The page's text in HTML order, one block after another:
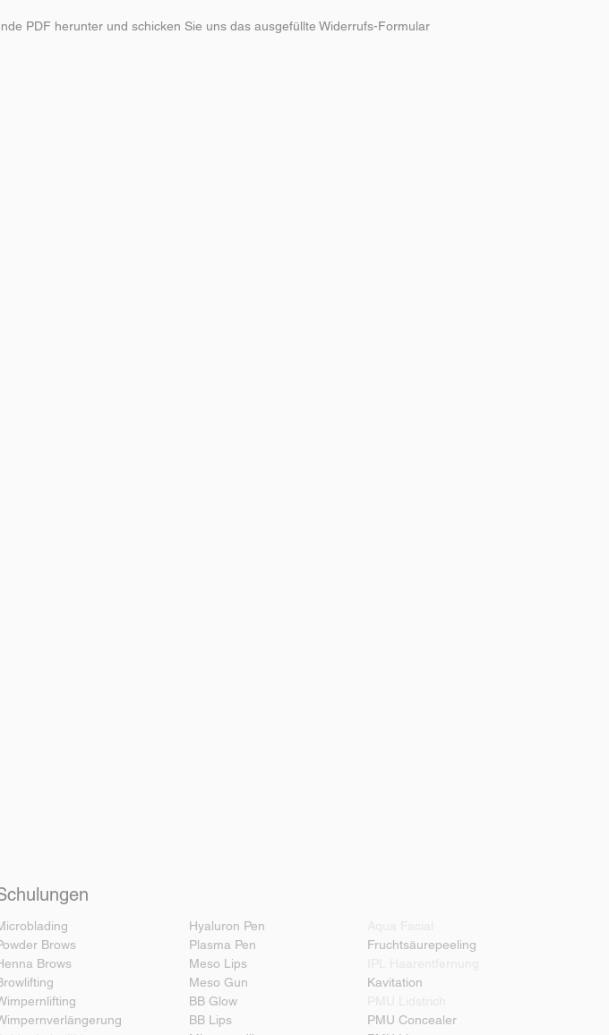
PDF herunter und schicken Sie uns das ausgefüllte Widerrufs-Formular
Brows
Brows
Hyaluron Pen
Plasma Pen
Meso Lips
Meso Gun
BB Glow
BB Lips
Fruchtsäurepeeling
Kavitation
PMU Concealer